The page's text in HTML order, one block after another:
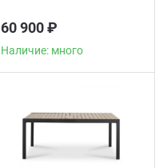
60 900 ₽
Наличие: много